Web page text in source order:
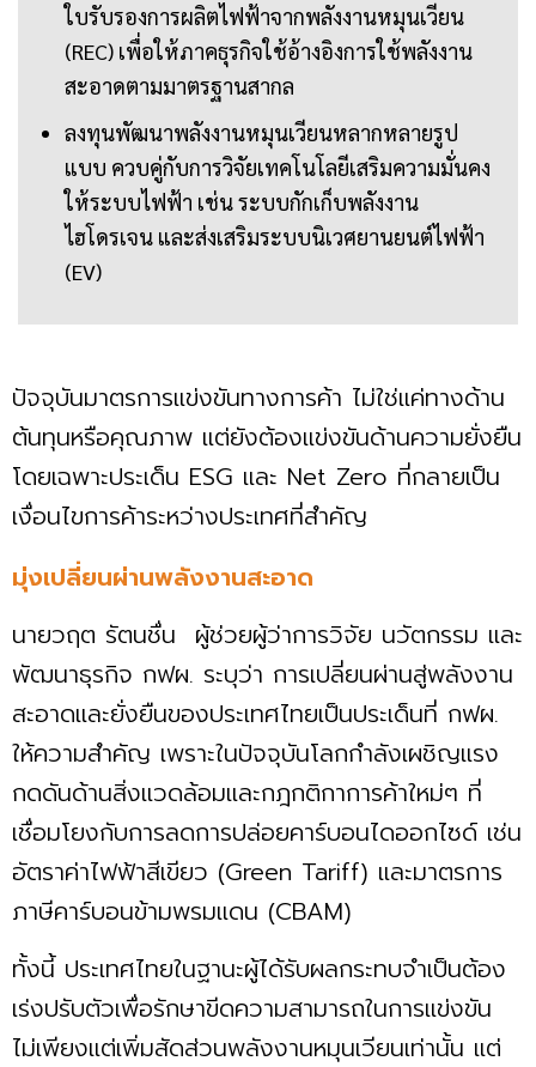
ใบรับรองการผลิตไฟฟ้าจากพลังงานหมุนเวียน
(REC) เพื่อให้ภาคธุรกิจใช้อ้างอิงการใช้พลังงาน
สะอาดตามมาตรฐานสากล
ลงทุนพัฒนาพลังงานหมุนเวียนหลากหลายรูป
แบบ ควบคู่กับการวิจัยเทคโนโลยีเสริมความมั่นคง
ให้ระบบไฟฟ้า เช่น ระบบกักเก็บพลังงาน
ไฮโดรเจน และส่งเสริมระบบนิเวศยานยนต์ไฟฟ้า
(EV)
ปัจจุบันมาตรการแข่งขันทางการค้า ไม่ใช่แค่ทางด้าน
ต้นทุนหรือคุณภาพ แต่ยังต้องแข่งขันด้านความยั่งยืน
โดยเฉพาะประเด็น ESG และ Net Zero ที่กลายเป็น
เงื่อนไขการค้าระหว่างประเทศที่สำคัญ
มุ่งเปลี่ยนผ่านพลังงานสะอาด
นายวฤต รัตนชื่น ผู้ช่วยผู้ว่าการวิจัย นวัตกรรม และ
พัฒนาธุรกิจ กฟผ. ระบุว่า การเปลี่ยนผ่านสู่พลังงาน
สะอาดและยั่งยืนของประเทศไทยเป็นประเด็นที่ กฟผ.
ให้ความสำคัญ เพราะในปัจจุบันโลกกำลังเผชิญแรง
กดดันด้านสิ่งแวดล้อมและกฎกติกาการค้าใหม่ๆ ที่
เชื่อมโยงกับการลดการปล่อยคาร์บอนไดออกไซด์ เช่น
อัตราค่าไฟฟ้าสีเขียว (Green Tariff) และมาตรการ
ภาษีคาร์บอนข้ามพรมแดน (CBAM)
ทั้งนี้ ประเทศไทยในฐานะผู้ได้รับผลกระทบจำเป็นต้อง
เร่งปรับตัวเพื่อรักษาขีดความสามารถในการแข่งขัน
ไม่เพียงแต่เพิ่มสัดส่วนพลังงานหมุนเวียนเท่านั้น แต่